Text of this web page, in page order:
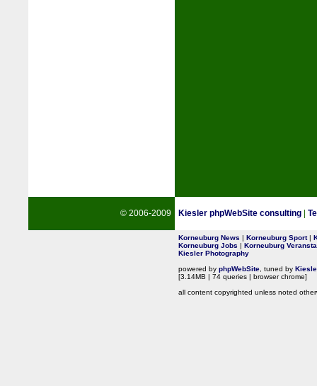
© 2006-2009 Kiesler phpWebSite consulting
Korneuburg News | Korneuburg Sport|
Korneuburg Jobs | Korneuburg
Kiesler Photography
powered by phpWebSite , tuned by
[3.14MB | 74 queries | browser chrome]
all content copyrighted unless noted